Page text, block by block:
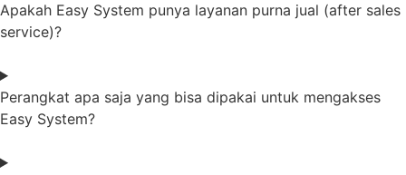
Apakah Easy System punya layanan purna jual (after sales
service)?
Perangkat apa saja yang bisa dipakai untuk mengakses
Easy System?